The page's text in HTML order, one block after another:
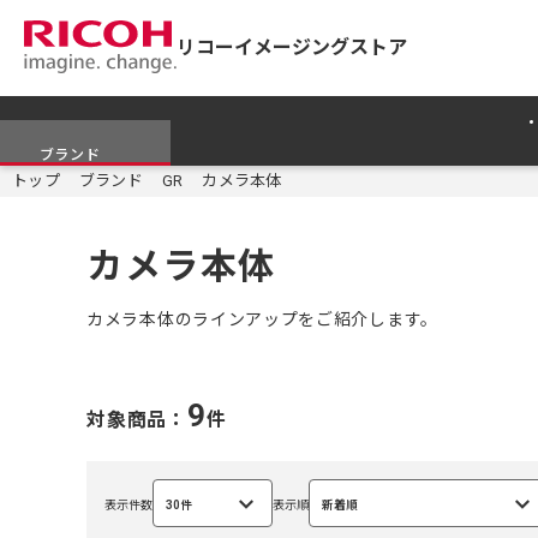
リコーイメージングストア
ブランド
トップ ブランド GR カメラ本体
カメラ本体
カメラ本体のラインアップをご紹介します。
対象商品： 9件
表示件数 30件
選
択
表示順 新着順
選
択